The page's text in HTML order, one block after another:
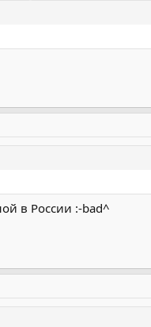
в России :-bad^